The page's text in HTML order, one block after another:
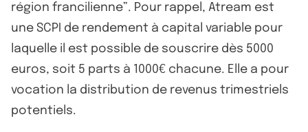
région francilienne”. Pour rappel, Atream est
une SCPI de rendement à capital variable pour
laquelle il est possible de souscrire dès 5000
euros, soit 5 parts à 1000€ chacune. Elle a pour
vocation la distribution de revenus trimestriels
potentiels.